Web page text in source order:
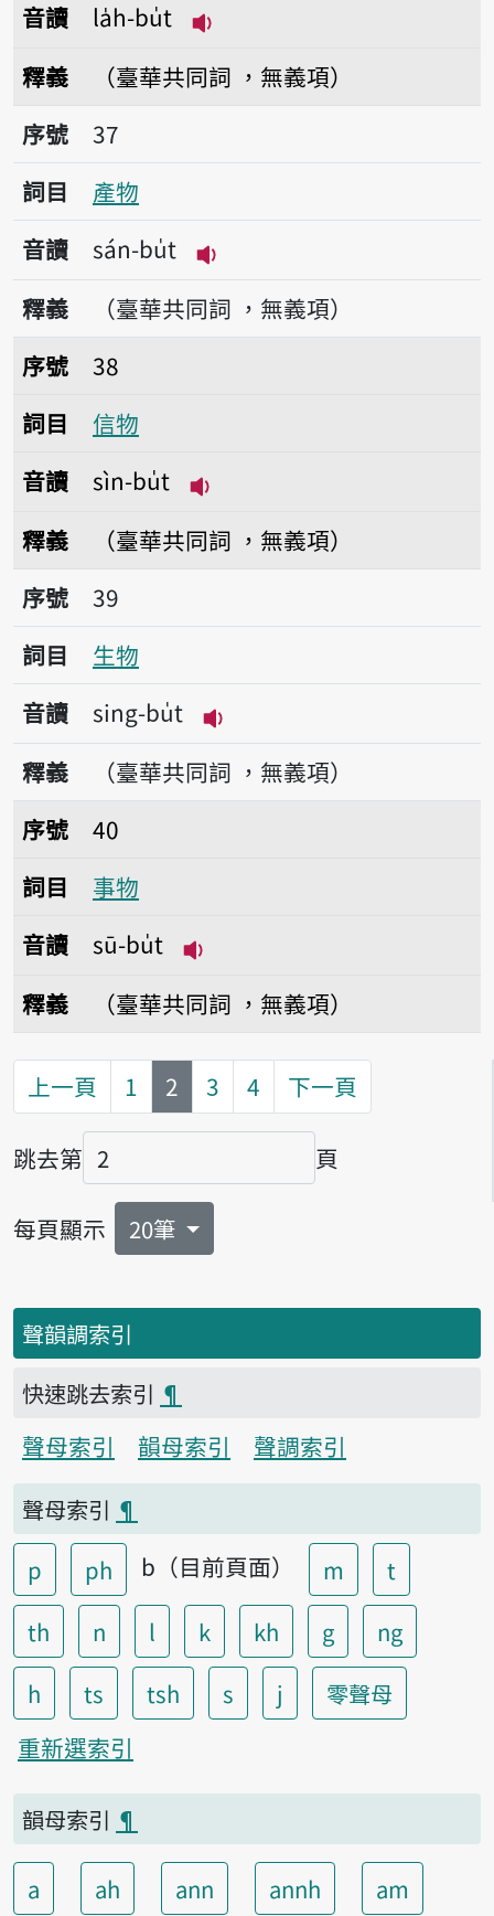
音讀
la̍h-bu̍t
釋義
（臺華共同詞 ，無義項）
序號37產物
序號
37
詞目
產物
音讀
sán-bu̍t
播放音讀sán-bu̍t
釋義
（臺華共同詞 ，無義項）
序號38信物
序號
38
詞目
信物
音讀
sìn-bu̍t
釋義
（臺華共同詞 ，無義項）
序號39生物
序號
39
詞目
生物
音讀
sing-bu̍t
播放音讀sing-bu̍t
釋義
（臺華共同詞 ，無義項）
序號40事物
序號
40
詞目
事物
音讀
sū-bu̍t
釋義 （臺華共同詞 ，無義項）
上一頁 1 第
2 3 4 下一頁
跳去第
頁碼
頁
每頁顯示 20筆
聲韻調索引
快速跳去索引 ¶
聲母索引
韻母索引
聲調索引
聲母索引 ¶
p
ph b（目前頁面） m
t
th
n l k kh g
ng
h
ts tsh s j
零聲母
重新選索引
韻母索引 ¶
a ah ann annh
am